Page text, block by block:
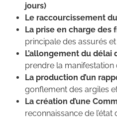
jours)
Le raccourcissement
La prise en charge des
principale des assurés
L’allongement du
prendre la
La production d’un
gonflement des argiles
La création d’une
reconnaissance de